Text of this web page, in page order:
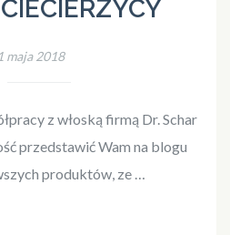
maja 2018
z włoską firmą Dr. Schar
przedstawić Wam na blogu
produktów, ze …